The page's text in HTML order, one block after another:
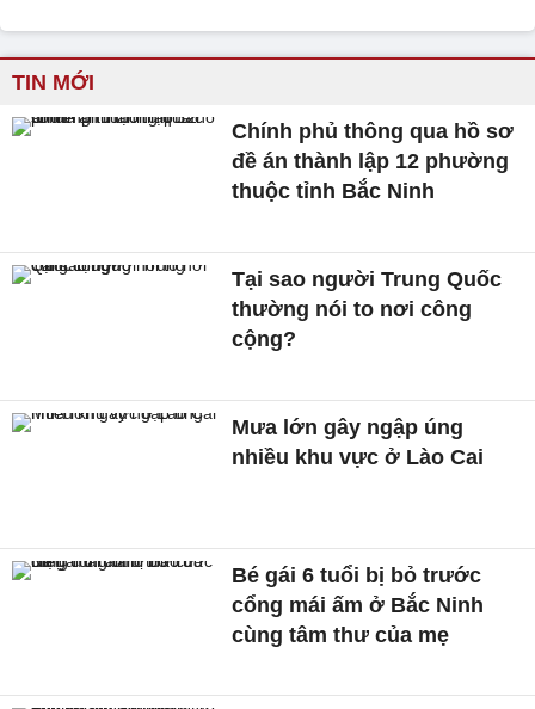
TIN MỚI
Chính phủ thông qua hồ sơ
đề án thành lập 12 phường
thuộc tỉnh Bắc Ninh
Tại sao người Trung Quốc
thường nói to nơi công
cộng?
Mưa lớn gây ngập úng
nhiều khu vực ở Lào Cai
Bé gái 6 tuổi bị bỏ trước
cổng mái ấm ở Bắc Ninh
cùng tâm thư của mẹ